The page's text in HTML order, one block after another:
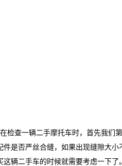
检查一辆二手摩托车时，首先我们
件是否严丝合缝，如果出现缝隙大
这辆二手车的时候就需要考虑一下了。